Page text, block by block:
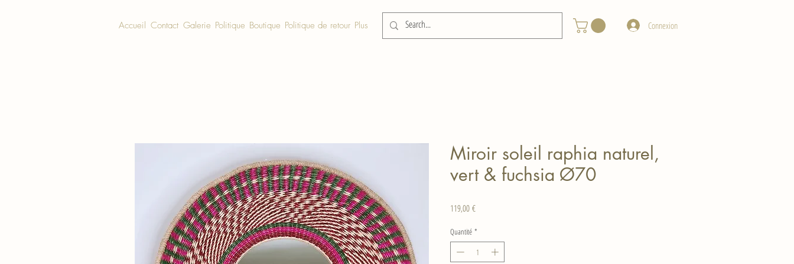
Accueil Contact Galerie Politique Boutique Politique de retour Plus Connexion
Miroir soleil raphia naturel,
vert & fuchsia Ø70
119,00 €Prix
Quantité *